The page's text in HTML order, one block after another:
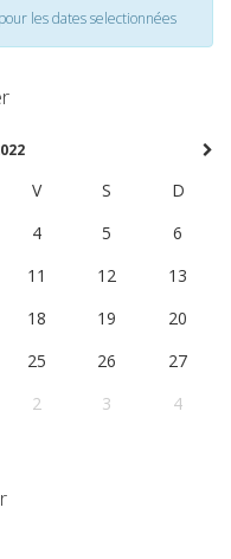
les dates selectionnées
V S
D
4 5
6
11 12
13
18 19
20
25 26
27
2 3 4